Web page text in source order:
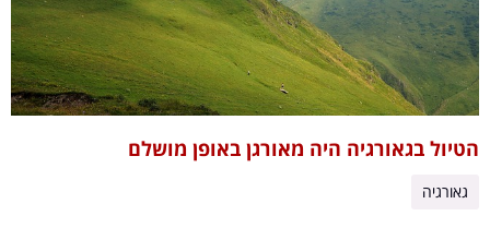
הטיול בגאורגיה היה מאורגן באופן מושלם
גאורגיה